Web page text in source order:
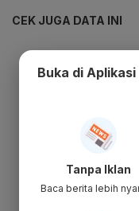
CEK JUGA DATA INI
Buka di
Tanpa Iklan
Baca berita lebih